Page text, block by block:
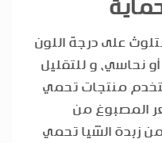
على درجة اللون
نحاسي، و للتقليل
منتجات تحمي
المصبوغ من
زبدة الشيا تحمي